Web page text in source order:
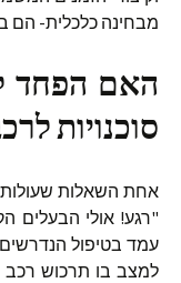
מבחינה כלכלית- הם
האם הפחד
סוכנויות
אחת השאלות
"רגע! אולי הבעלים
עמד בטיפול